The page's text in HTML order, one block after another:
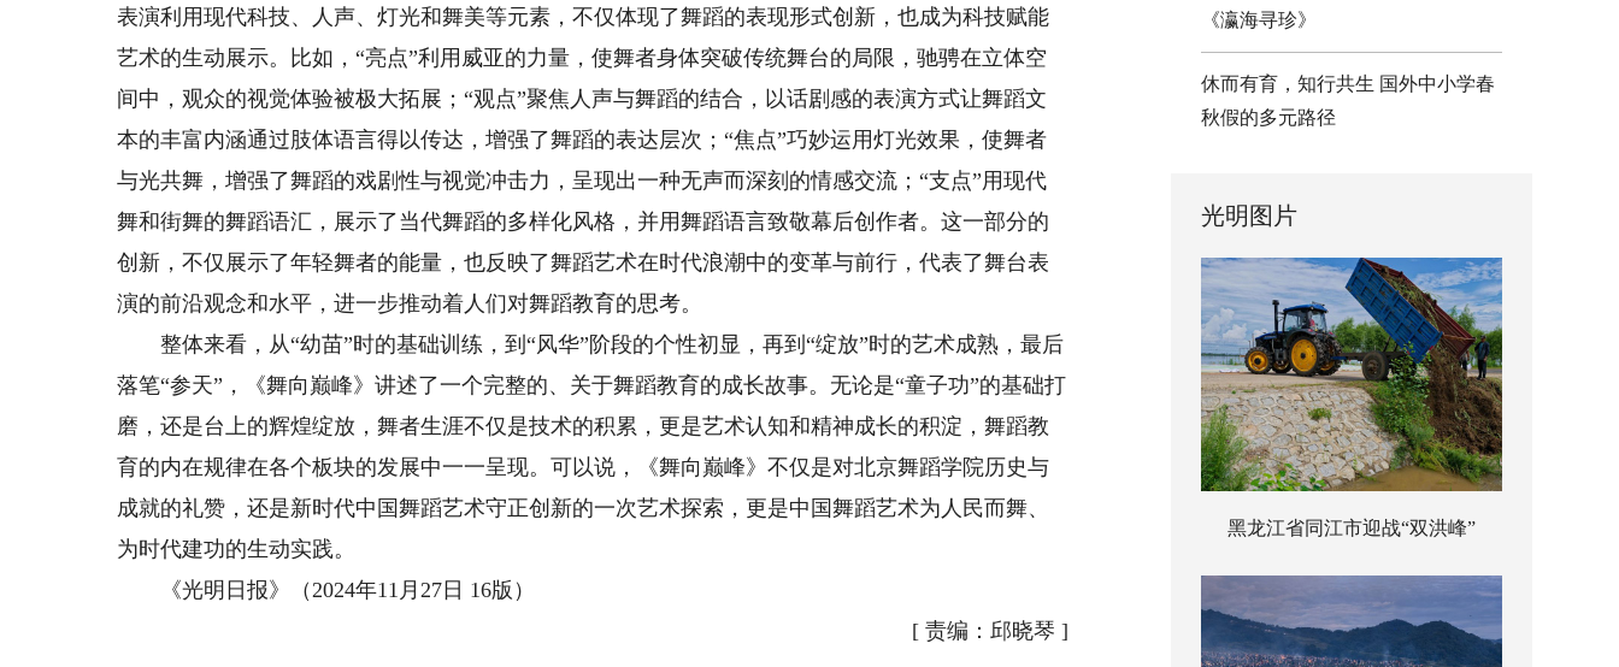
表演利用现代科技、人声、灯光和舞美等元素，不仅体现了舞蹈的表现形式创新，也成为科技赋能
艺术的生动展示。比如，“亮点”利用威亚的力量，使舞者身体突破传统舞台的局限，驰骋在立体空
间中，观众的视觉体验被极大拓展；“观点”聚焦人声与舞蹈的结合，以话剧感的表演方式让舞蹈文
本的丰富内涵通过肢体语言得以传达，增强了舞蹈的表达层次；“焦点”巧妙运用灯光效果，使舞者
与光共舞，增强了舞蹈的戏剧性与视觉冲击力，呈现出一种无声而深刻的情感交流；“支点”用现代
舞和街舞的舞蹈语汇，展示了当代舞蹈的多样化风格，并用舞蹈语言致敬幕后创作者。这一部分的
创新，不仅展示了年轻舞者的能量，也反映了舞蹈艺术在时代浪潮中的变革与前行，代表了舞台表
演的前沿观念和水平，进一步推动着人们对舞蹈教育的思考。
整体来看，从“幼苗”时的基础训练，到“风华”阶段的个性初显，再到“绽放”时的艺术成熟，最后
落笔“参天”，《舞向巅峰》讲述了一个完整的、关于舞蹈教育的成长故事。无论是“童子功”的基础打
磨，还是台上的辉煌绽放，舞者生涯不仅是技术的积累，更是艺术认知和精神成长的积淀，舞蹈教
育的内在规律在各个板块的发展中一一呈现。可以说，《舞向巅峰》不仅是对北京舞蹈学院历史与
成就的礼赞，还是新时代中国舞蹈艺术守正创新的一次艺术探索，更是中国舞蹈艺术为人民而舞、
为时代建功的生动实践。
《光明日报》（2024年11月27日 16版）
[ 责编：邱晓琴 ]
《瀛海寻珍》
休而有育，知行共生 国外中小学春
秋假的多元路径
光明图片
黑龙江省同江市迎战“双洪峰”